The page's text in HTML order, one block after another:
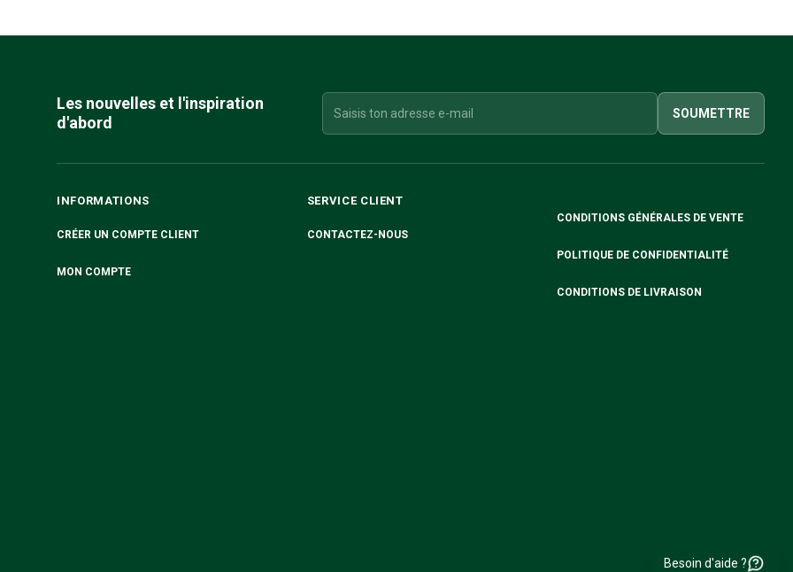
Les nouvelles et l'inspiration
d'abord
SOUMETTRE
INFORMATIONS
CRÉER UN COMPTE CLIENT
MON COMPTE
SERVICE CLIENT
CONTACTEZ-NOUS
CONDITIONS GÉNÉRALES DE VENTE
POLITIQUE DE CONFIDENTIALITÉ
CONDITIONS DE LIVRAISON
Besoin d'aide ?